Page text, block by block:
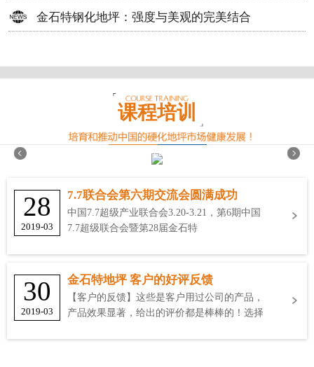
金石特钢化地坪：强度与美观的完美结合
课程培训
28
2019-03
7.7联合会第六期交流会圆满成功
中国7.7超级产业联合会3.20-3.21，第6期中国
7.7超级联合会暨第28届金石特
30
2019-03
金石特地坪 客户的好评反馈
【客户的反馈】这些是客户用过公司的产品，
产品效果显著，给出的评价都是棒棒的！选择